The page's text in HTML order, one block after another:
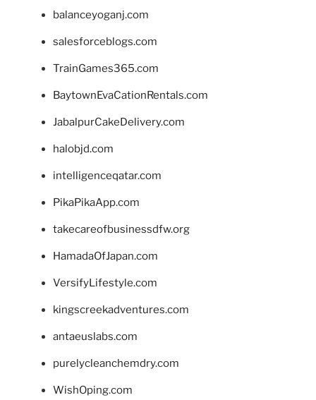
balanceyoganj.com
salesforceblogs.com
TrainGames365.com
BaytownEvaCationRentals.com
JabalpurCakeDelivery.com
halobjd.com
intelligenceqatar.com
PikaPikaApp.com
takecareofbusinessdfw.org
HamadaOfJapan.com
VersifyLifestyle.com
kingscreekadventures.com
antaeuslabs.com
purelycleanchemdry.com
WishOping.com